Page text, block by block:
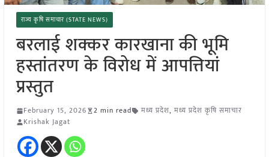
राज्य कृषि समाचार (STATE NEWS)
बरलाई शक्कर कारखाना की भूमि
हस्तांतरण के विरोध में आपत्तियां
प्रस्तुत
February 15, 2026 2 min read मध्य प्रदेश, मध्य प्रदेश कृषि समाचार
Krishak Jagat